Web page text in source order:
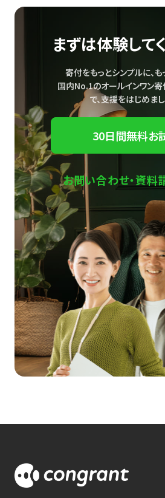
まずは体験して
寄付をもっとシンプルに、も
国内No.1のオールインワン
で、支援をはじめまし
30日間無料お
お問い合わせ・資料